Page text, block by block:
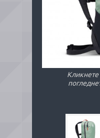
Кликнете